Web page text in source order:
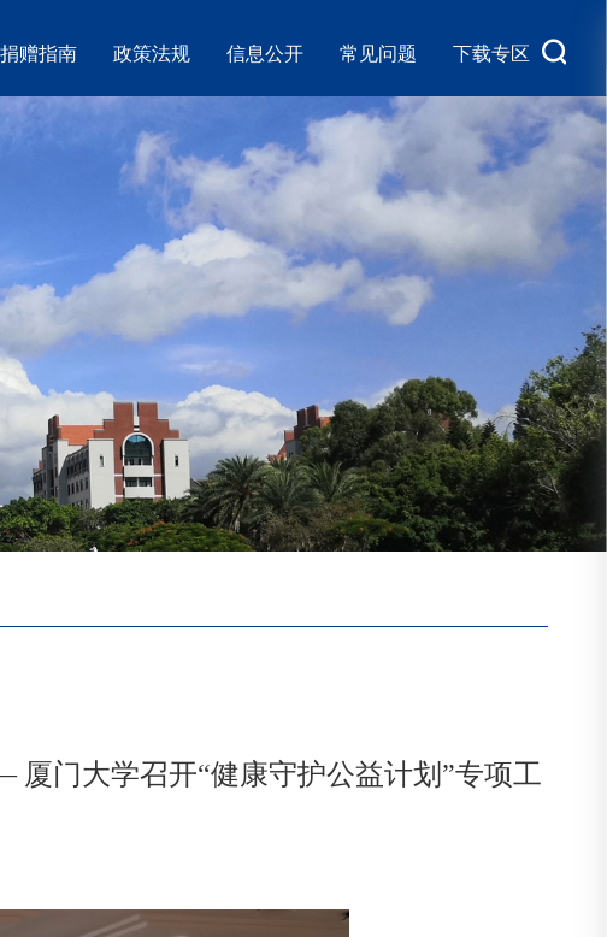
捐赠指南 政策法规 信息公开 常见问题 下载专区
门大学召开“健康守护公益计划”专项工